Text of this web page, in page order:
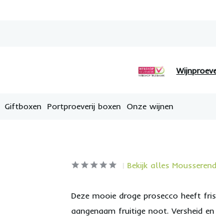
Giftboxen Portproeverij boxen Onze wijnen
Bekijk alles Mousserend
Deze mooie droge prosecco heeft
aangenaam fruitige noot. Versheid